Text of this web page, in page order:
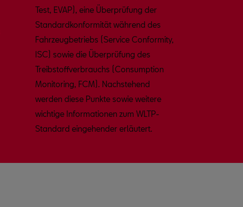
Test, EVAP), eine Überprüfung der
Standardkonformität während des
Fahrzeugbetriebs (Service Conformity,
ISC) sowie die Überprüfung des
Treibstoffverbrauchs (Consumption
Monitoring, FCM). Nachstehend
werden diese Punkte sowie weitere
wichtige Informationen zum WLTP-
Standard eingehender erläutert.